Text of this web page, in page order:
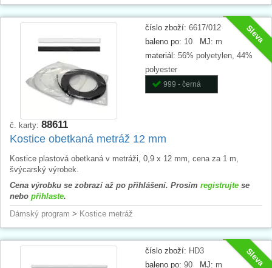
Sleva
číslo zboží: 6617/012
baleno po: 10 MJ: m
materiál: 56% polyetylen, 44%
polyester
999 - černá
č. karty: 88611
Kostice obetkaná metráž 12 mm
Kostice plastová obetkaná v metráži, 0,9 x 12 mm, cena za 1 m,
švýcarský výrobek.
Cena výrobku se zobrazí až po přihlášení. Prosím registrujte se
nebo přihlaste.
Dámský program > Kostice metráž
Sleva
číslo zboží: HD3
baleno po: 90 MJ: m